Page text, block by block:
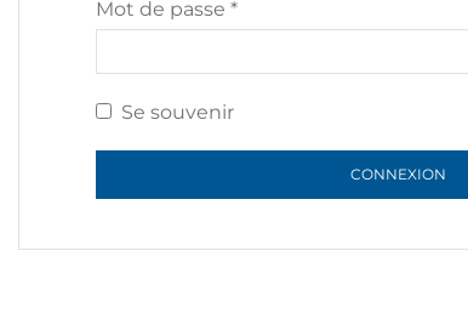
Mot de passe *
Se souvenir
CONNEXION